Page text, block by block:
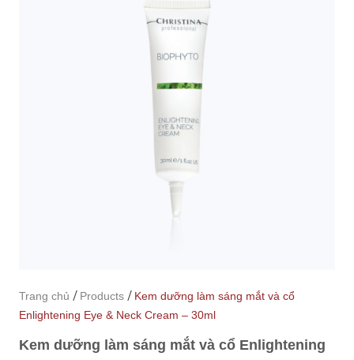
Trang chủ / Products / Kem dưỡng làm sáng mắt và cổ
Enlightening Eye & Neck Cream – 30ml
Kem dưỡng làm sáng mắt và cổ Enlightening